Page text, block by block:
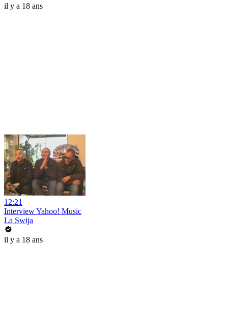
il y a 18 ans
12:21
Interview Yahoo! Music
La Swija
il y a 18 ans